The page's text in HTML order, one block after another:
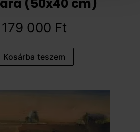
179 000 Ft
Kosárba teszem